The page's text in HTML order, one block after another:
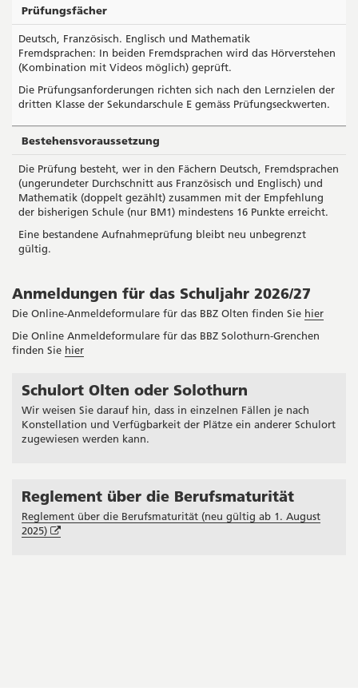
Prüfungsfächer
Deutsch, Französisch. Englisch und Mathematik
Fremdsprachen: In beiden Fremdsprachen wird das Hörverstehen
(Kombination mit Videos möglich) geprüft.
Die Prüfungsanforderungen richten sich nach den Lernzielen der
dritten Klasse der Sekundarschule E gemäss Prüfungseckwerten.
Bestehensvoraussetzung
Die Prüfung besteht, wer in den Fächern Deutsch, Fremdsprachen
(ungerundeter Durchschnitt aus Französisch und Englisch) und
Mathematik (doppelt gezählt) zusammen mit der Empfehlung
der bisherigen Schule (nur BM1) mindestens 16 Punkte erreicht.
Eine bestandene Aufnahmeprüfung bleibt neu unbegrenzt
gültig.
Anmeldungen für das Schuljahr 2026/27
Die Online-Anmeldeformulare für das BBZ Olten finden Sie hier
Die Online Anmeldeformulare für das BBZ Solothurn-Grenchen
finden Sie hier
Seitenleiste
Schulort Olten oder Solothurn
Wir weisen Sie darauf hin, dass in einzelnen Fällen je nach
Konstellation und Verfügbarkeit der Plätze ein anderer Schulort
zugewiesen werden kann.
Reglement über die Berufsmaturität
Reglement über die Berufsmaturität (neu gültig ab 1. August
2025)
Öffnet